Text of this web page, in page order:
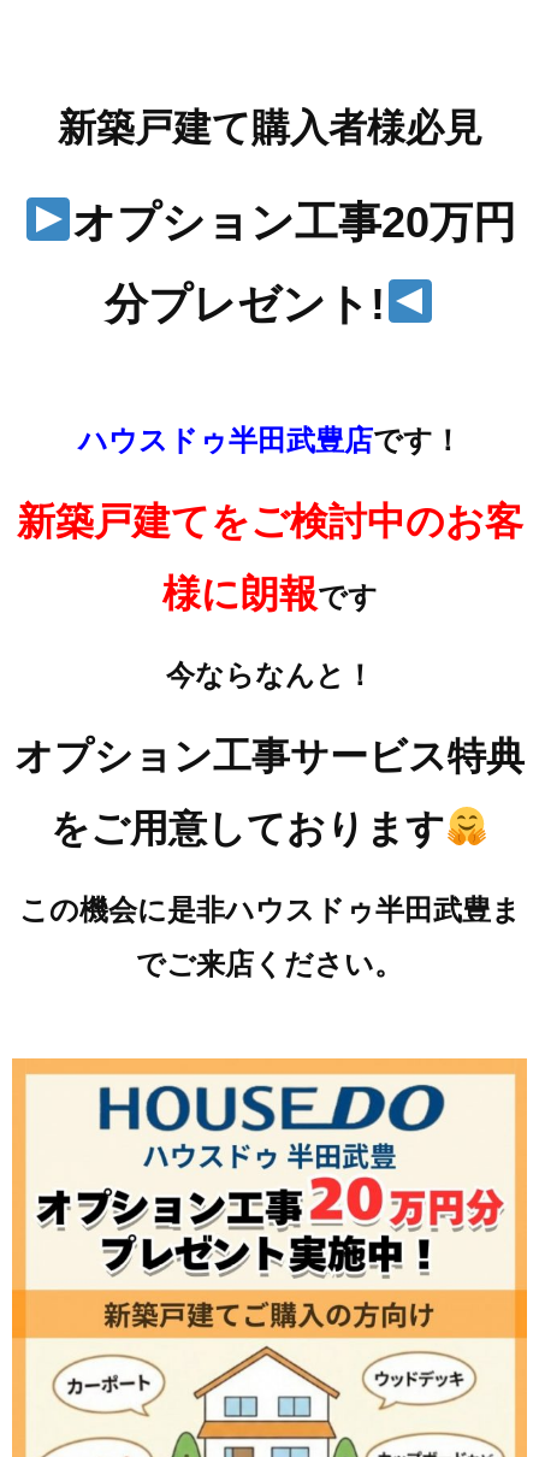
新築戸建て購入者様必見
オプション工事20万円
分プレゼント!
ハウスドゥ半田武豊店です！
新築戸建てをご検討中のお客
様に朗報です
今ならなんと！
オプション工事サービス特典
をご用意しております
この機会に是非ハウスドゥ半田武豊ま
でご来店ください。